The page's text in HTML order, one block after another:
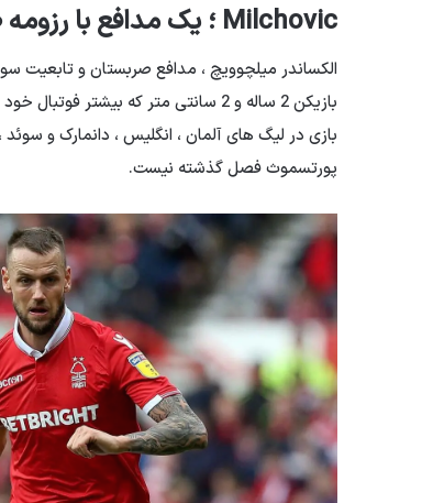
Milchovic ؛ یک مدافع با رزومه ضعیف و سابقه بالا
بازی در لیگ های آلمان ، انگلیس ، دانمارک و
پورتسموث فصل گذشته نیست.